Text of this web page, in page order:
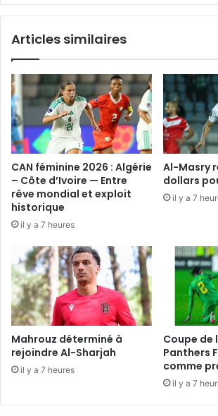
Articles similaires
CAN féminine 2026 : Algérie
– Côte d’Ivoire — Entre
rêve mondial et exploit
historique
il y a 7 heures
Al-Masry
dollars
il y a 7
Mahrouz déterminé à
rejoindre Al-Sharjah
il y a 7 heures
Coupe de
Panthers
comme
il y a 7